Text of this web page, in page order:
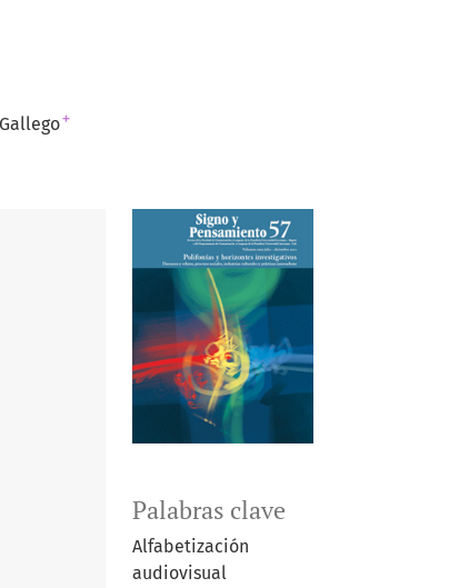
+
Palabras clave
Alfabetización
audiovisual